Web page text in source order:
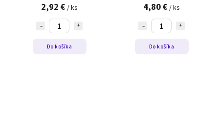
2,92 € / ks
Do košíka
4,80 € / ks
Do košíka